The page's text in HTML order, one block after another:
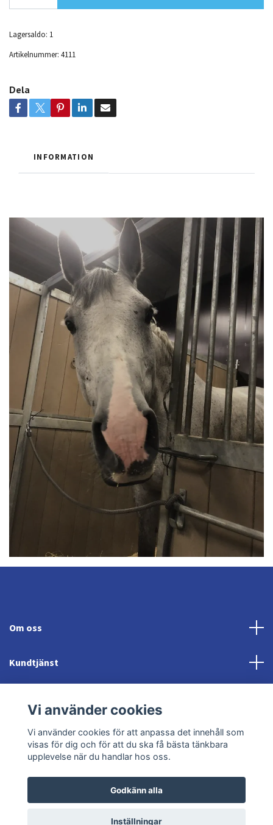
Lagersaldo: 1
Artikelnummer: 4111
Dela
INFORMATION
Om oss
Kundtjänst
Sociala medier
© 2026 Jonröds EquishopPowered by Quickbutik
Vi använder cookies
Vi använder cookies för att anpassa det innehåll som
visas för dig och för att du ska få bästa tänkbara
upplevelse när du handlar hos oss.
Godkänn alla
Inställningar